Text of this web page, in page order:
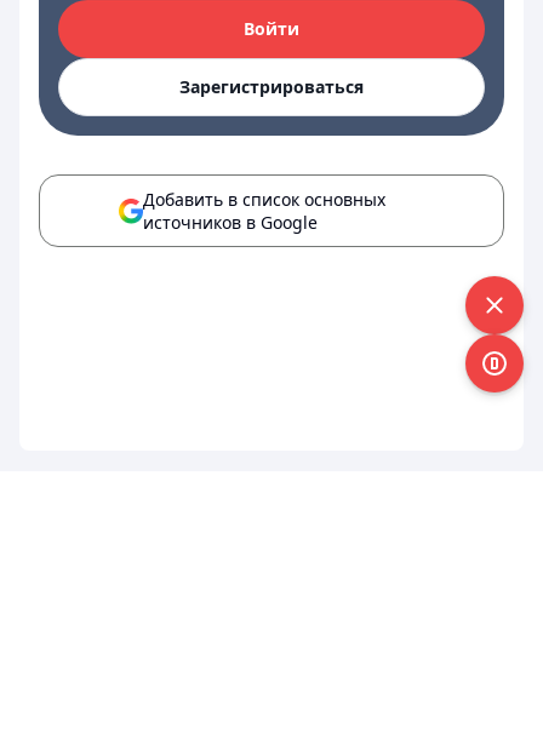
Войти
Зарегистрироваться
Добавить в список основных
источников в Google